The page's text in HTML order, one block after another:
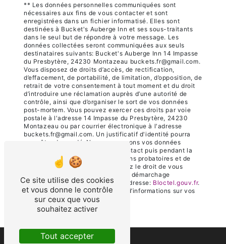
** Les données personnelles communiquées sont
nécessaires aux fins de vous contacter et sont
enregistrées dans un fichier informatisé. Elles sont
destinées à Bucket's Auberge Inn et ses sous-traitants
dans le seul but de répondre à votre message. Les
données collectées seront communiquées aux seuls
destinataires suivants: Bucket's Auberge Inn 14 Impasse
du Presbytère, 24230 Montazeau buckets.fr@gmail.com.
Vous disposez de droits d’accès, de rectification,
d’effacement, de portabilité, de limitation, d’opposition, de
retrait de votre consentement à tout moment et du droit
d’introduire une réclamation auprès d’une autorité de
contrôle, ainsi que d’organiser le sort de vos données
post-mortem. Vous pouvez exercer ces droits par voie
postale à l'adresse 14 Impasse du Presbytère, 24230
Montazeau ou par courrier électronique à l'adresse
buckets.fr@gmail.com. Un justificatif d'identité pourra
vous être demandé. Nous conservons vos données
pendant la période de prise de contact puis pendant la
durée de prescription légale aux fins probatoires et de
gestion des contentieux. Vous avez le droit de vous
inscrire sur la liste d'opposition au démarchage
téléphonique, disponible à cette adresse: Bloctel.gouv.fr.
Consultez le site cnil.fr pour plus d’informations sur vos
droits.
Ce site utilise des cookies
et vous donne le contrôle
sur ceux que vous
souhaitez activer
Tout accepter